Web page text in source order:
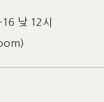
낮 12시